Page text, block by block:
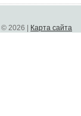
© 2026 | Карта сайта